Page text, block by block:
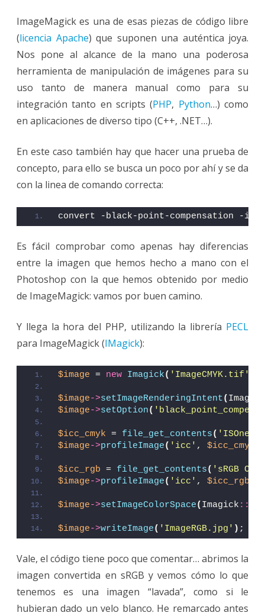
ImageMagick es una de esas piezas de código libre
(licencia Apache) que suponen una auténtica joya.
Nos pone al alcance de la mano una poderosa
herramienta de manipulación de imágenes para su
uso tanto de manera manual como para su
integración tanto en scripts (PHP, Python…) como
en aplicaciones de diverso tipo (C++, .NET…).
En este caso también hay que hacer una prueba de
concepto, para ello se busca un poco por ahí y se da
con la linea de comando correcta:
convert -black-point-compensation -
Es fácil comprobar como apenas hay diferencias
entre la imagen que hemos hecho a mano con el
Photoshop con la que hemos obtenido por medio
de ImageMagick: vamos por buen camino.
Y llega la hora del PHP, utilizando la librería PECL
para ImageMagick (IMagick):
$image = new Imagick( 'ImageCMYK.tif'
$image->setImageRenderingIntent( Imagick
$image->setOption(
$icc_cmyk = file_get_contents(
$image->profileImage( 'icc' , $icc_cmyk
$icc_rgb = file_get_contents( 'sRGB
$image->profileImage( 'icc' , $icc_rgb
$image->setImageColorSpace( Imagick ::
$image->writeImage( 'ImageRGB.jpg' ) ;
Vale, el código tiene poco que comentar… abrimos la
imagen convertida en sRGB y vemos cómo lo que
tenemos es una imagen “lavada”, como si le
hubieran dado un velo blanco. He remarcado antes